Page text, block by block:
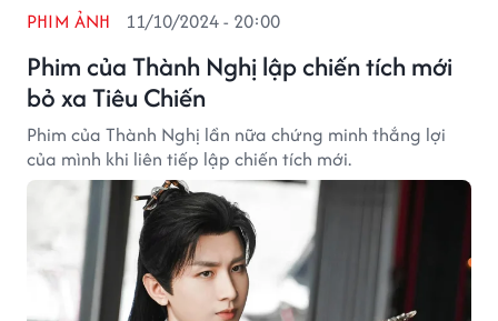
Phim của Thành Nghị lập chiến tích mới
bỏ xa Tiêu Chiến
PHIM ẢNH 11/10/2024 - 20:00
Phim của Thành Nghị lần nữa chứng minh thắng lợi
của mình khi liên tiếp lập chiến tích mới.